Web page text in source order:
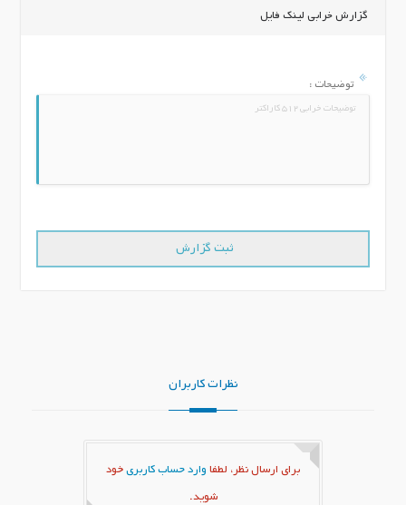
گزارش خرابی لینک فایل
توضیحات :
نظرات کاربران
برای ارسال نظر، لطفا وارد حساب کاربری خود
شوید.